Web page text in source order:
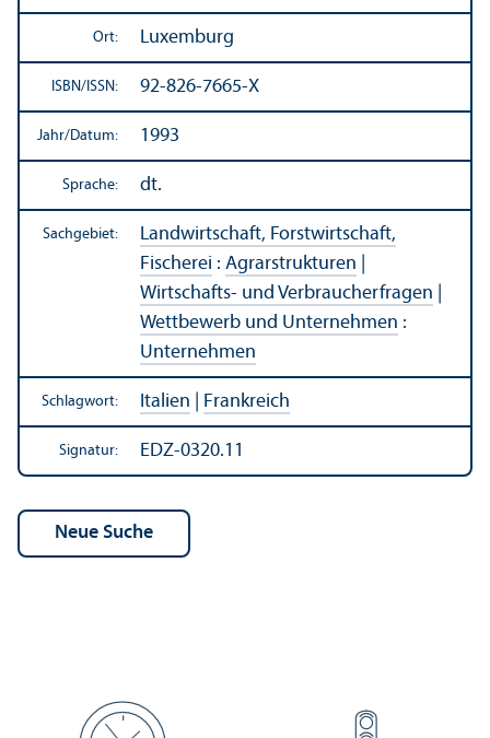
Ort: Luxemburg
ISBN/ ISSN: 92-826-7665-X
Jahr/Datum: 1993
Sprache: dt.
Sachgebiet:
Landwirtschaft, Forstwirtschaft,
Fischerei : Agrarstrukturen
Wirtschafts- und Verbraucherfragen
Wettbewerb und Unter­nehmen :
Unter­nehmen
Schlagwort: Italien Frankreich
Signatur: EDZ-0320.11